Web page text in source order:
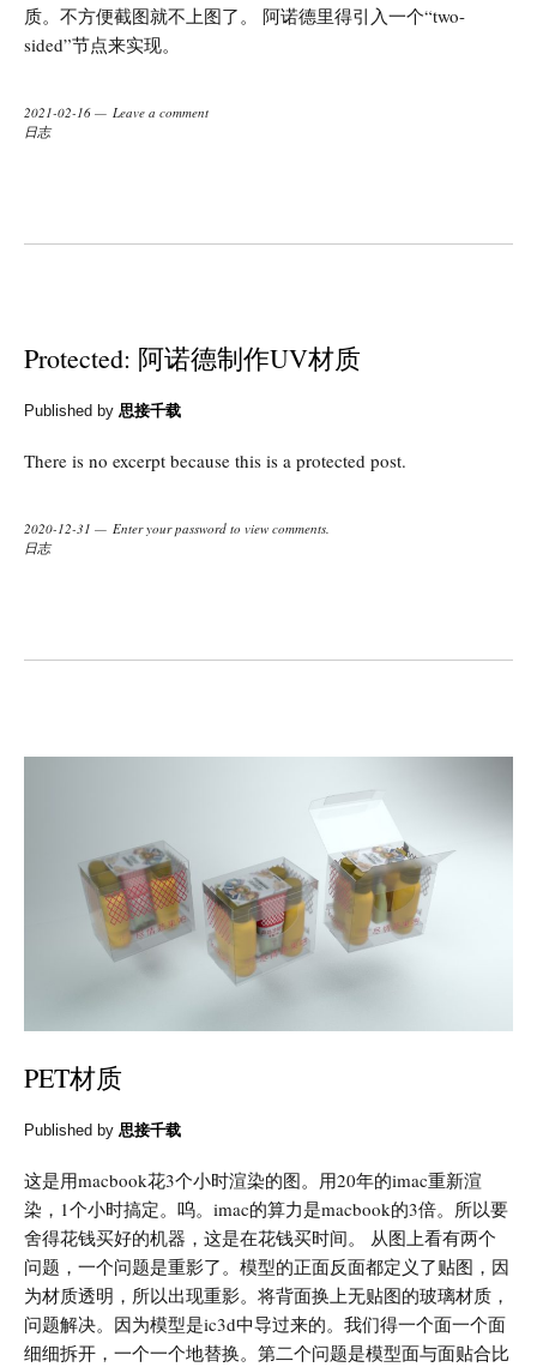
质。不方便截图就不上图了。 阿诺德里得引入一个“two-
sided”节点来实现。
2021-02-16
Leave a comment
日志
Protected: 阿诺德制作UV材质
Published by 思接千载
There is no excerpt because this is a protected post.
2020-12-31
Enter your password to view comments.
日志
PET材质
Published by 思接千载
这是用macbook花3个小时渲染的图。用20年的imac重新渲
染，1个小时搞定。呜。imac的算力是macbook的3倍。所以要
舍得花钱买好的机器，这是在花钱买时间。 从图上看有两个
问题，一个问题是重影了。模型的正面反面都定义了贴图，因
为材质透明，所以出现重影。将背面换上无贴图的玻璃材质，
问题解决。因为模型是ic3d中导过来的。我们得一个面一个面
细细拆开，一个一个地替换。第二个问题是模型面与面贴合比